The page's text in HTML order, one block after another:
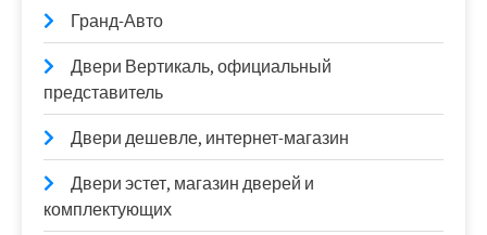
Гранд-Авто
Двери Вертикаль, официальный
представитель
Двери дешевле, интернет-магазин
Двери эстет, магазин дверей и
комплектующих